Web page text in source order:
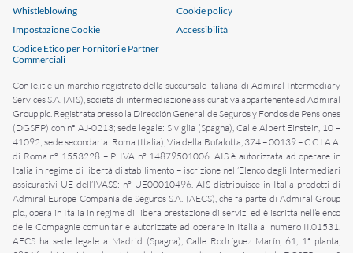
Whistleblowing
Cookie policy
Impostazione Cookie
Accessibilità
Codice Etico per Fornitori e Partner
Commerciali
ConTe.it è un marchio registrato della succursale italiana di Admiral Intermediary
Services S.A. (AIS), società di intermediazione assicurativa appartenente ad Admiral
Group plc. Registrata presso la Dirección General de Seguros y Fondos de Pensiones
(DGSFP) con n° AJ-0213; sede legale: Siviglia (Spagna), Calle Albert Einstein, 10 –
41092; sede secondaria: Roma (Italia), Via della Bufalotta, 374 – 00139 – C.C.I.A.A.
di Roma n° 1553228 – P. IVA n° 14879501006. AIS è autorizzata ad operare in
Italia in regime di libertà di stabilimento – iscrizione nell’Elenco degli Intermediari
assicurativi UE dell’IVASS: n° UE00010496. AIS distribuisce in Italia prodotti di
Admiral Europe Compañía de Seguros S.A. (AECS), che fa parte di Admiral Group
plc., opera in Italia in regime di libera prestazione di servizi ed è iscritta nell’elenco
delle Compagnie comunitarie autorizzate ad operare in Italia al numero II.01531.
AECS ha sede legale a Madrid (Spagna), Calle Rodríguez Marín, 61, 1ª planta,